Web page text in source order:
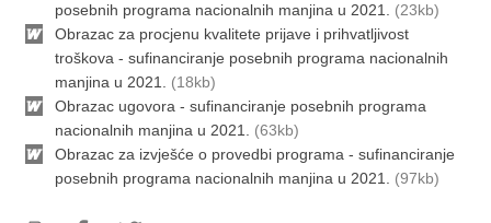
posebnih programa nacionalnih manjina u 2021.
(23kb)
Obrazac za procjenu kvalitete prijave i prihvatljivost
troškova - sufinanciranje posebnih programa nacionalnih
manjina u 2021.
(18kb)
Obrazac ugovora - sufinanciranje posebnih programa
nacionalnih manjina u 2021.
(63kb)
Obrazac za izvješće o provedbi programa - sufinanciranje
posebnih programa nacionalnih manjina u 2021.
(97kb)